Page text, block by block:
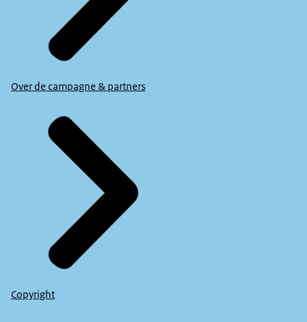
Over de campagne & partners
Copyright